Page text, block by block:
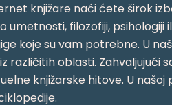
knjižare naći ćete širok
umetnosti, filozofiji, psihologiji
koje su vam potrebne. U
različitih oblasti.
knjižarske hitove. U